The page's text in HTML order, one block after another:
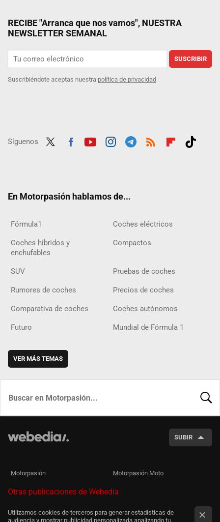
RECIBE "Arranca que nos vamos", NUESTRA
NEWSLETTER SEMANAL
SUSCRIBIR
Suscribiéndote aceptas nuestra política de privacidad
Síguenos
En Motorpasión hablamos de...
Fórmula1 Coches eléctricos
Coches híbridos y
enchufables
Compactos
SUV Pruebas de coches
Rumores de coches Precios de coches
Comparativa de coches Coches autónomos
Futuro Mundial de Fórmula 1
VER MÁS TEMAS
SUBIR
Motorpasión Motorpasión Moto
Otras publicaciones de Webedia
Utilizamos cookies de terceros para generar estadísticas de
audiencia y mostrar publicidad personalizada analizando tu